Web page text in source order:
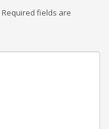
Required fields are